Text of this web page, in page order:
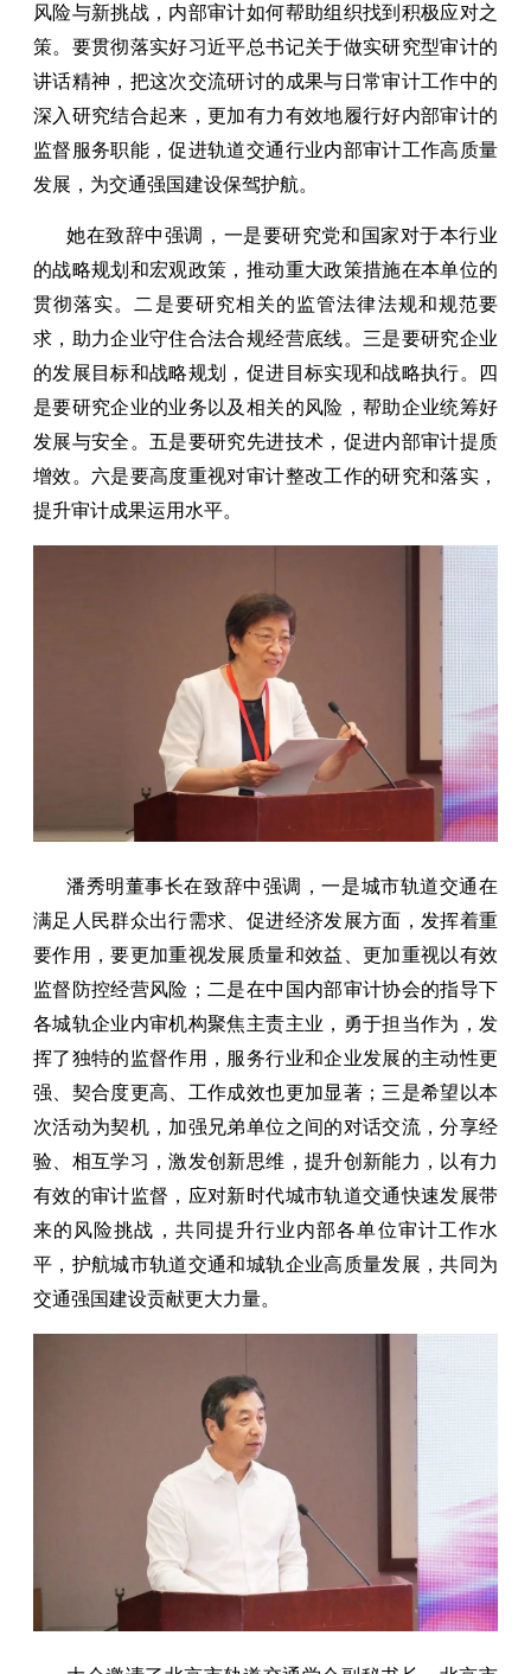
风险与新挑战，内部审计如何帮助组织找到积极应对之
策。要贯彻落实好习近平总书记关于做实研究型审计的
讲话精神，把这次交流研讨的成果与日常审计工作中的
深入研究结合起来，更加有力有效地履行好内部审计的
监督服务职能，促进轨道交通行业内部审计工作高质量
发展，为交通强国建设保驾护航。
她在致辞中强调，一是要研究党和国家对于本行业
的战略规划和宏观政策，推动重大政策措施在本单位的
贯彻落实。二是要研究相关的监管法律法规和规范要
求，助力企业守住合法合规经营底线。三是要研究企业
的发展目标和战略规划，促进目标实现和战略执行。四
是要研究企业的业务以及相关的风险，帮助企业统筹好
发展与安全。五是要研究先进技术，促进内部审计提质
增效。六是要高度重视对审计整改工作的研究和落实，
提升审计成果运用水平。
潘秀明董事长在致辞中强调，一是城市轨道交通在
满足人民群众出行需求、促进经济发展方面，发挥着重
要作用，要更加重视发展质量和效益、更加重视以有效
监督防控经营风险；二是在中国内部审计协会的指导下
各城轨企业内审机构聚焦主责主业，勇于担当作为，发
挥了独特的监督作用，服务行业和企业发展的主动性更
强、契合度更高、工作成效也更加显著；三是希望以本
次活动为契机，加强兄弟单位之间的对话交流，分享经
验、相互学习，激发创新思维，提升创新能力，以有力
有效的审计监督，应对新时代城市轨道交通快速发展带
来的风险挑战，共同提升行业内部各单位审计工作水
平，护航城市轨道交通和城轨企业高质量发展，共同为
交通强国建设贡献更大力量。